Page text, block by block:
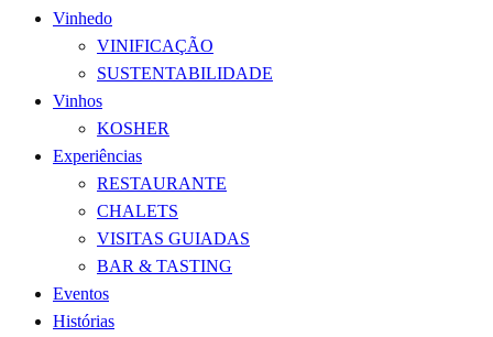
Vinhedo
VINIFICAÇÃO
SUSTENTABILIDADE
Vinhos
KOSHER
Experiências
RESTAURANTE
CHALETS
VISITAS GUIADAS
BAR & TASTING
Eventos
Histórias